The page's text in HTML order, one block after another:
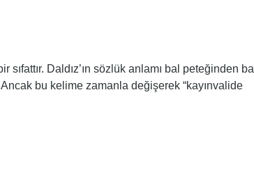
Daldız’ın sözlük anlamı bal peteğinden bal
bu kelime zamanla değişerek “kayınvalide